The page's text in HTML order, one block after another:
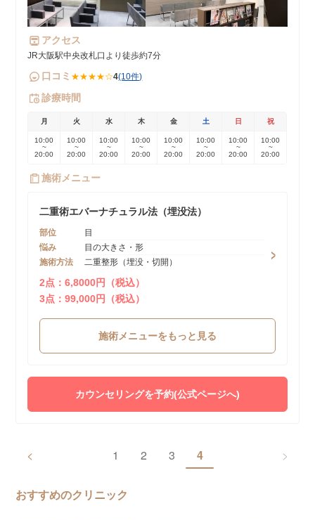
アクセス
JR大阪駅中央改札口より徒歩約7分
口コミ ★★★★☆4(10件)
診療時間
月 火 水 木 金 土 日 祝
10:00
~
20:00
10:00
~
20:00
10:00
~
20:00
10:00
~
20:00
10:00
~
20:00
10:00
~
20:00
10:00
~
20:00
10:00
~
20:00
施術メニュー
二重術エバーナチュラル法（埋没法）
部位
目
悩み
目の大きさ・形
施術方法
二重整形（埋没・切開）
2点：6,8000円（税込）
3点：99,000円（税込）
施術メニューをもっと見る
カウンセリングを予約(公式ページへ)
< 1 2 3 4 >
おすすめのクリニック